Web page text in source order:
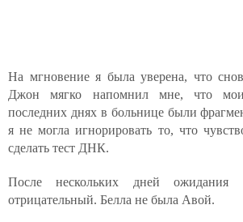
На мгновение я была уверена, что
Джон мягко напомнил мне, что
последних днях в больнице были
я не могла игнорировать то, что
сделать тест ДНК.
После нескольких дней ожидания
отрицательный. Белла не была Авой.